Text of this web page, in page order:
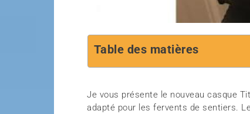
Table des matières
Je vous présente le nouveau casque
adapté pour les fervents de sentiers.